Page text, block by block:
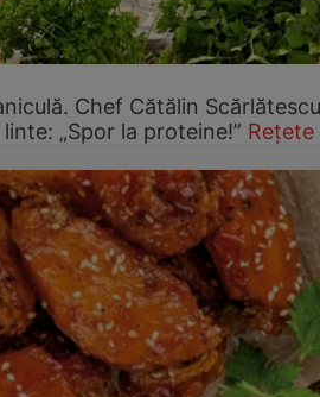
Chef Cătălin
„Spor la proteine!” Rețete